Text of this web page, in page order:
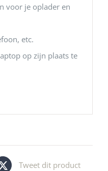
voor je oplader en
etc.
op zijn plaats te
Tweet dit product